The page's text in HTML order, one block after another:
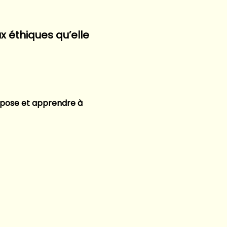
éthiques qu’elle
et apprendre à